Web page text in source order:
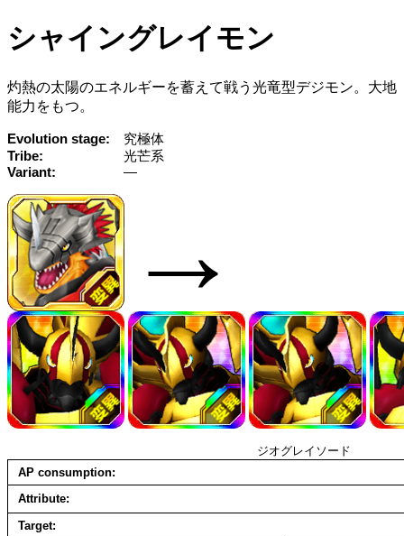
シャイングレイモン
灼熱の太陽のエネルギーを蓄えて戦う光竜型デジモン。大
能力をもつ。
Evolution stage
究極体
Tribe
光芒系
Variant
—
→
ジオグレイソード
AP consumption
Attribute
Target